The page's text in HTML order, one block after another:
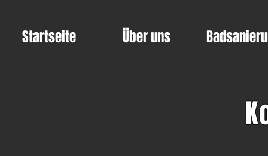
Startseite Über uns